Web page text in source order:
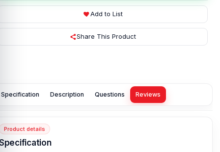
Add to List
Share This Product
Specification Description Questions Reviews
Product details